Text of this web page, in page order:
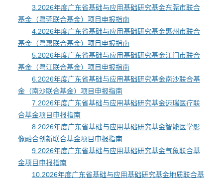
3.2026年度广东省基础与应用基础研究基金东莞市联合
基金（粤莞联合基金）项目申报指南
4.2026年度广东省基础与应用基础研究基金惠州市联合
基金（粤惠联合基金）项目申报指南
5.2026年度广东省基础与应用基础研究基金江门市联合
基金（粤江联合基金）项目申报指南
6.2026年度广东省基础与应用基础研究基金南沙联合基
金（南沙联合基金）项目申报指南
7.2026年度广东省基础与应用基础研究基金迈瑞医疗联
合基金项目申报指南
8.2026年度广东省基础与应用基础研究基金智能医学影
像融合创新联合基金项目申报指南
9.2026年度广东省基础与应用基础研究基金气象联合基
金项目申报指南
10.2026年度广东省基础与应用基础研究基金地质联合基